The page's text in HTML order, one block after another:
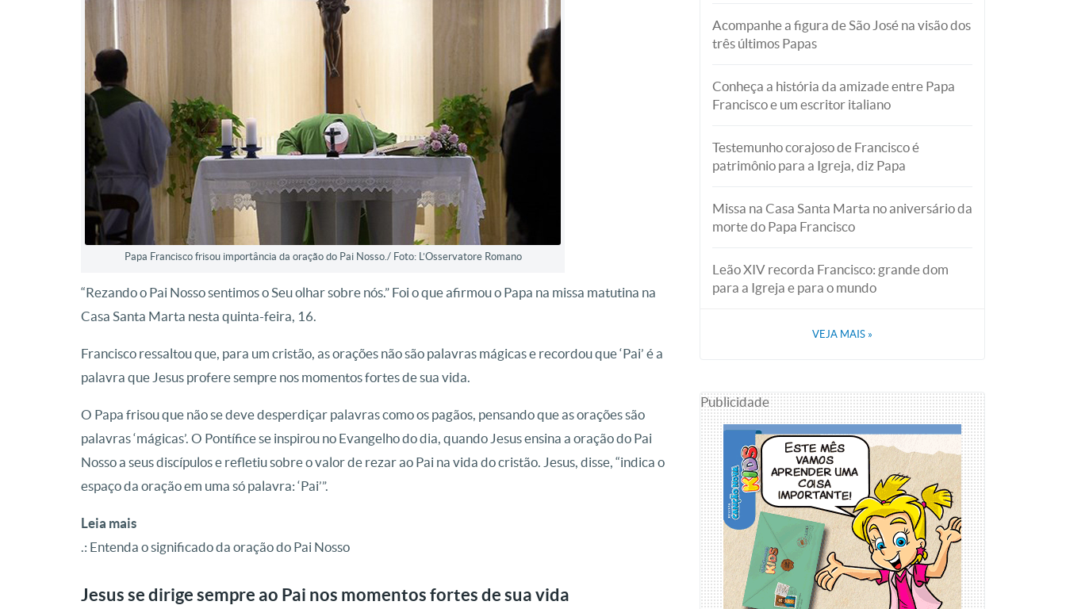
Papa Francisco frisou importância da oração do Pai Nosso./ Foto: L’Osservatore Romano
“Rezando o Pai Nosso sentimos o Seu olhar sobre nós.” Foi o que afirmou o Papa na missa matutina na
Casa Santa Marta nesta quinta-feira, 16.
Francisco ressaltou que, para um cristão, as orações não são palavras mágicas e recordou que ‘Pai’ é a
palavra que Jesus profere sempre nos momentos fortes de sua vida.
O Papa frisou que não se deve desperdiçar palavras como os pagãos, pensando que as orações são
palavras ‘mágicas’. O Pontífice se inspirou no Evangelho do dia, quando Jesus ensina a oração do Pai
Nosso a seus discípulos e refletiu sobre o valor de rezar ao Pai na vida do cristão. Jesus, disse, “indica o
espaço da oração em uma só palavra: ‘Pai’”.
Leia mais
.: Entenda o significado da oração do Pai Nosso
Jesus se dirige sempre ao Pai nos momentos fortes de sua vida
Acompanhe a figura de São José na visão dos
três últimos Papas
Conheça a história da amizade entre Papa
Francisco e um escritor italiano
Testemunho corajoso de Francisco é
patrimônio para a Igreja, diz Papa
Missa na Casa Santa Marta no aniversário da
morte do Papa Francisco
Leão XIV recorda Francisco: grande dom
para a Igreja e para o mundo
VEJA MAIS »
Publicidade